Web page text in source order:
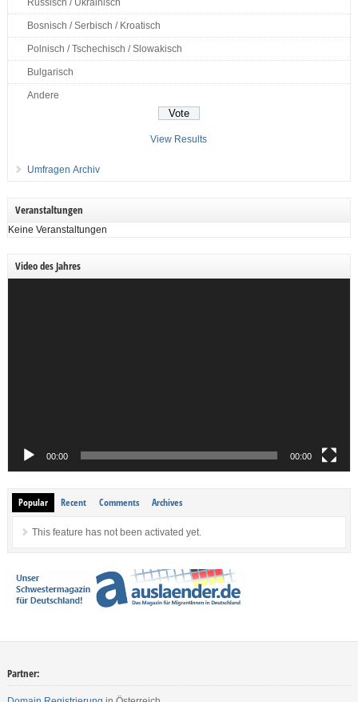
Russisch / Ukrainisch
Bosnisch / Serbisch / Kroatisch
Polnisch / Tschechisch / Slowakisch
Bulgarisch
Andere
View Results
Umfragen Archiv
Veranstaltungen
Keine Veranstaltungen
Video des Jahres
00:00 00:00
Popular Recent Comments Archives
This feature has not been activated yet.
Partner: